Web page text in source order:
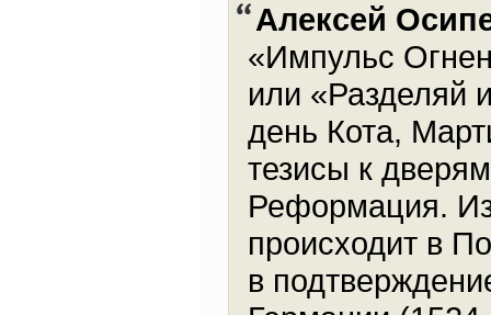
Алексей
«Импульс
или «Разделяй
день Кота,
тезисы к
Реформация. Из
происходит в
в